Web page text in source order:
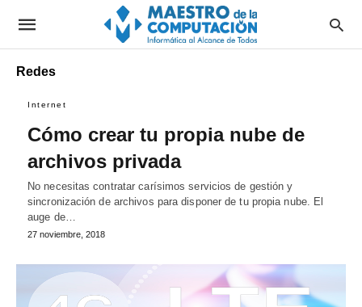
Redes
Internet
Cómo crear tu propia nube de
archivos privada
No necesitas contratar carísimos servicios de gestión y
sincronización de archivos para disponer de tu propia nube. El
auge de…
27 noviembre, 2018